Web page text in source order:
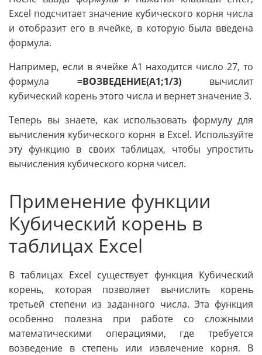
Excel подсчитает значение кубического корня числа
и отобразит его в ячейке, в которую была введена
формула.
Например, если в ячейке A1 находится число 27, то
формула =ВОЗВЕДЕНИЕ(A1;1/3) вычислит
кубический корень этого числа и вернет значение 3.
Теперь вы знаете, как использовать формулу для
вычисления кубического корня в Excel. Используйте
эту функцию в своих таблицах, чтобы упростить
вычисления кубического корня чисел.
Применение функции
Кубический корень в
таблицах Excel
В таблицах Excel существует функция Кубический
корень, которая позволяет вычислить корень
третьей степени из заданного числа. Эта функция
особенно полезна при работе со сложными
математическими операциями, где требуется
возведение в степень или извлечение корня. В